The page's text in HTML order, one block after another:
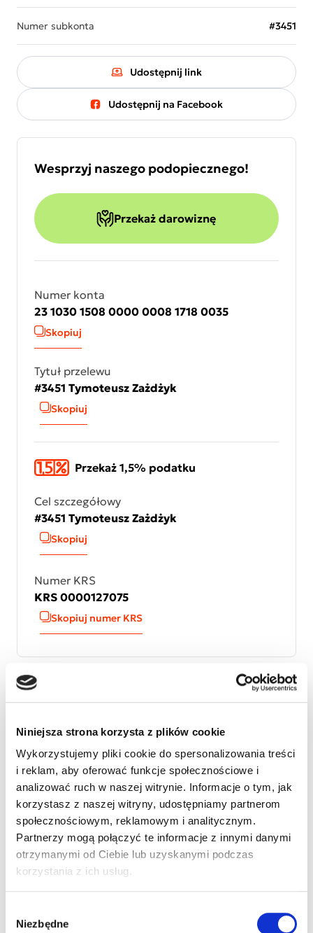
Niniejsza strona korzysta z plików cookie
Wykorzystujemy pliki cookie do spersonalizowania treści
i reklam, aby oferować funkcje społecznościowe i
analizować ruch w naszej witrynie. Informacje o tym, jak
korzystasz z naszej witryny, udostępniamy partnerom
społecznościowym, reklamowym i analitycznym.
Partnerzy mogą połączyć te informacje z innymi danymi
otrzymanymi od Ciebie lub uzyskanymi podczas
korzystania z ich usług.
zgody
Niezbędne
Numer subkonta #3451
Udostępnij link
Udostępnij na Facebook
Wesprzyj naszego podopiecznego!
Przekaż darowiznę
Numer konta
23 1030 1508 0000 0008 1718 0035
Skopiuj
Tytuł przelewu
#3451 Tymoteusz Zażdżyk
Skopiuj
Przekaż 1,5% podatku
Cel szczegółowy
#3451 Tymoteusz Zażdżyk
Skopiuj
Numer KRS
KRS 0000127075
Skopiuj numer KRS
Tymek jest wesołymi chłopcem. Jego problemy
funkcjonowanie wśród rówieśników i kontakty z
otoczeniem. Dlatego Tymek potrzebuje intensywnej
terapii i prosi o 1,5% podatku